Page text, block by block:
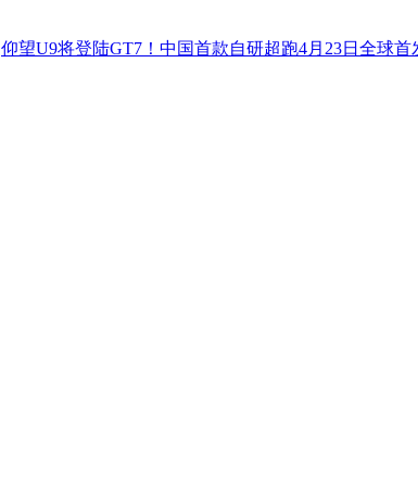
仰望U9将登陆GT7！中国首款自研超跑4月23日全球首